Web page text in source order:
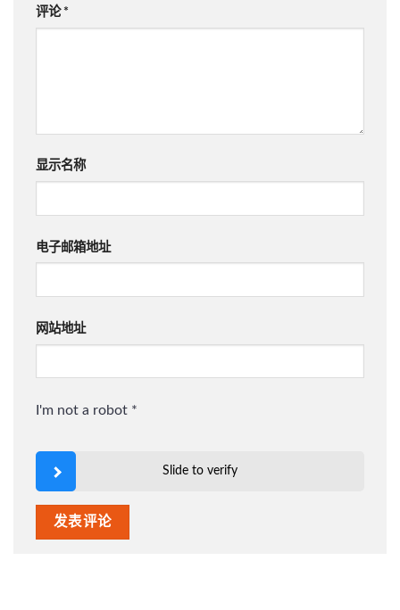
评论 *
显示名称
电子邮箱地址
网站地址
I'm not a robot *
Slide to verify